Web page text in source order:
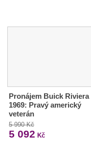
Pronájem Buick Riviera
1969: Pravý americký
veterán
5 990 Kč
5 092 Kč